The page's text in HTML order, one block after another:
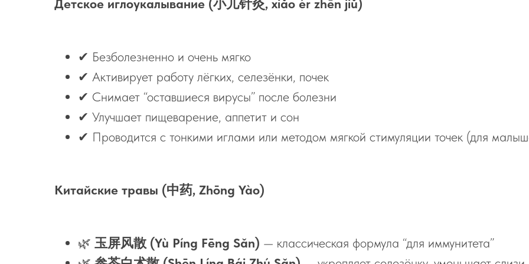
Детское иглоукалывание (小儿针灸, xiǎo ér zhēn jiǔ)
✔ Безболезненно и очень мягко
✔ Активирует работу лёгких, селезёнки, почек
✔ Снимает “оставшиеся вирусы” после болезни
✔ Улучшает пищеварение, аппетит и сон
✔ Проводится с тонкими иглами или методом мягкой стимуляции точек (для
Китайские травы (中药, Zhōng Yào)
🌿 玉屏风散 (Yù Píng Fēng Sǎn) — классическая формула “для иммунитета”